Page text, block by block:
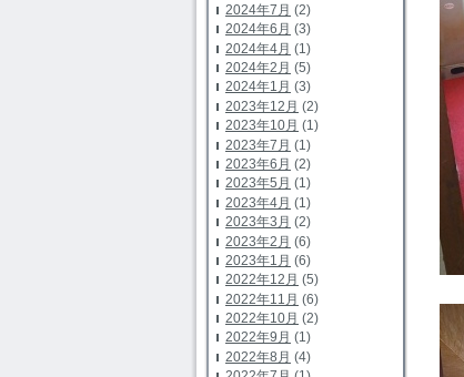
2024年7月 (2)
2024年6月 (3)
2024年4月 (1)
2024年2月 (5)
2024年1月 (3)
2023年12月 (2)
2023年10月 (1)
2023年7月 (1)
2023年6月 (2)
2023年5月 (1)
2023年4月 (1)
2023年3月 (2)
2023年2月 (6)
2023年1月 (6)
2022年12月 (5)
2022年11月 (6)
2022年10月 (2)
2022年9月 (1)
2022年8月 (4)